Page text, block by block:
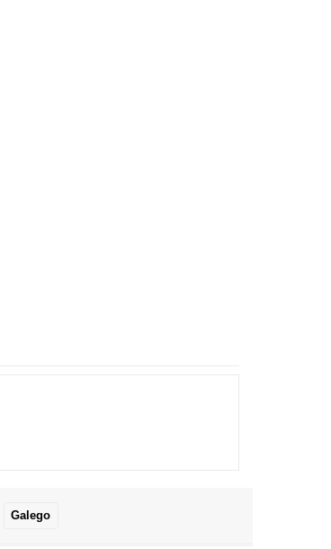
Galego